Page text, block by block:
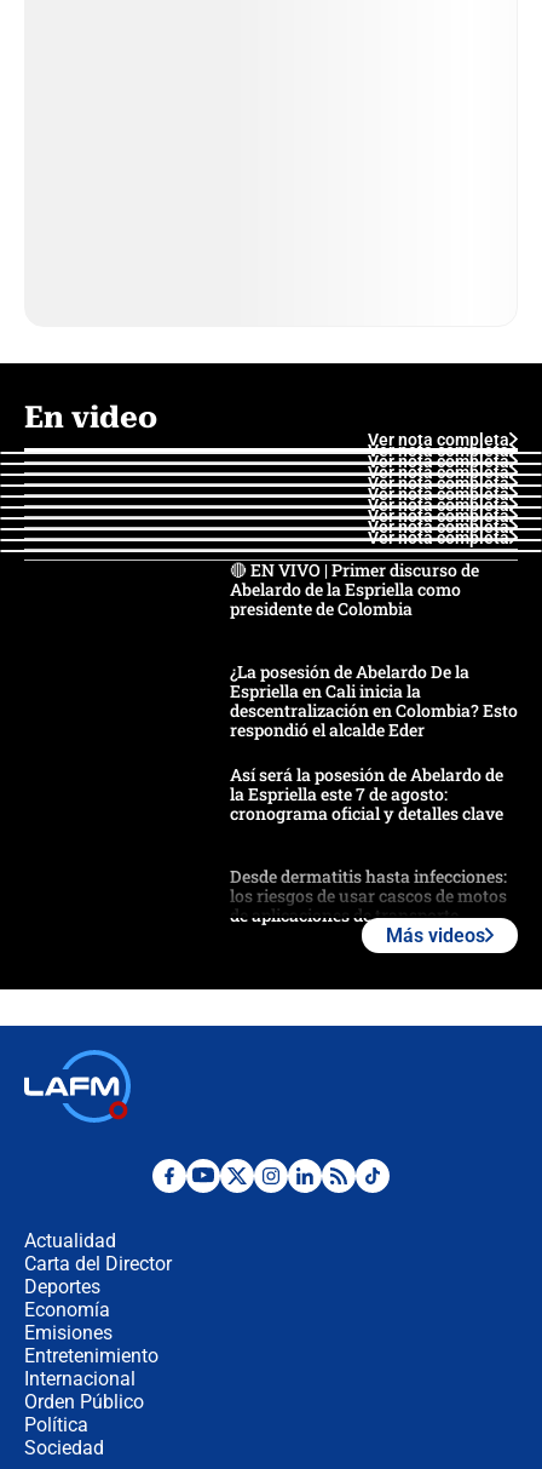
En video
Ver nota completa
Ver nota completa
Ver nota completa
Ver nota completa
Ver nota completa
Ver nota completa
Ver nota completa
Ver nota completa
Ver nota completa
Ver nota completa
🔴 EN VIVO | Primer discurso de
Abelardo de la Espriella como
presidente de Colombia
¿La posesión de Abelardo De la
Espriella en Cali inicia la
descentralización en Colombia? Esto
respondió el alcalde Eder
Así será la posesión de Abelardo de
la Espriella este 7 de agosto:
cronograma oficial y detalles clave
Desde dermatitis hasta infecciones:
los riesgos de usar cascos de motos
de aplicaciones de transporte
Posesión de Abelardo De La Espriella
Más videos
Actualidad
Carta del Director
Deportes
Economía
Emisiones
Entretenimiento
Internacional
Orden Público
Política
Sociedad